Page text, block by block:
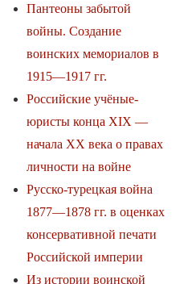
Пантеоны забытой
войны. Создание
воинских мемориалов в
1915—1917 гг.
Российские учёные-
юристы конца ΧΙΧ —
начала XX века о правах
личности на войне
Русско-турецкая война
1877—1878 гг. в оценках
консервативной печати
Российской империи
Из истории воинской